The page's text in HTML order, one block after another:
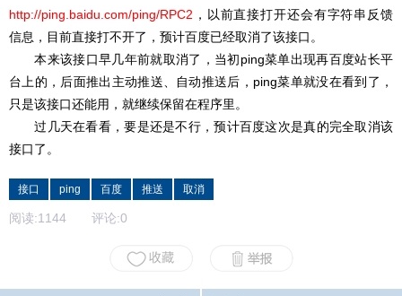
http://ping.baidu.com/ping/RPC2 ，以前直接打开还会有字符串反馈
信息，目前直接打不开了，预计百度已经取消了该接口。
本来该接口早几年前就取消了，当初ping菜单出现再百度站长平
台上的，后面推出主动推送、自动推送后，ping菜单就没在看到了，
只是该接口还能用，就继续保留在程序里。
过几天在看看，要是还是不行，预计百度这次是真的完全取消该
接口了。
接口 ping 百度 推送 取消
阅读:1144 评论:0